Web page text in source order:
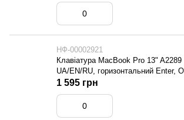
НФ-00002921
Клавіатура MacBook Pro 13" A2289
UA/EN/RU, горизонтальний Enter,
1 595 грн